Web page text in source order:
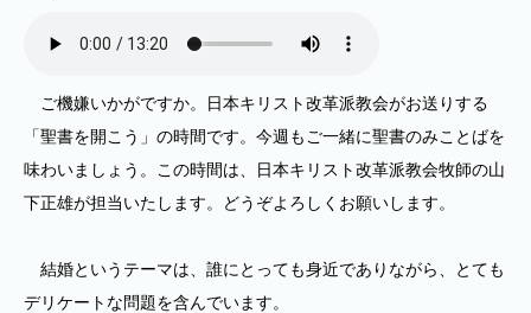
ご機嫌いかがですか。日本キリスト改革派教会がお送りする
「聖書を開こう」の時間です。今週もご一緒に聖書のみことばを
味わいましょう。この時間は、日本キリスト改革派教会牧師の山
下正雄が担当いたします。どうぞよろしくお願いします。
結婚というテーマは、誰にとっても身近でありながら、とても
デリケートな問題を含んでいます。